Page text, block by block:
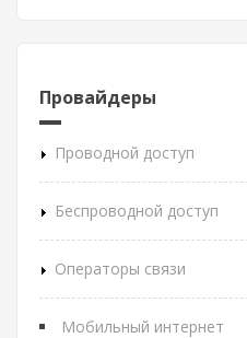
Провайдеры
Проводной доступ
Беспроводной доступ
Операторы связи
Мобильный интернет